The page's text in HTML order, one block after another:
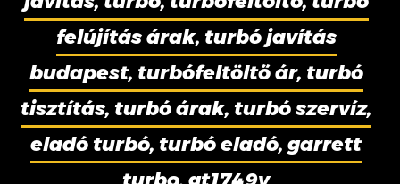
felújítás árak, turbó javítás
budapest, turbófeltöltő ár, turbó
tisztítás, turbó árak, turbó szervíz,
eladó turbó, turbó eladó, garrett